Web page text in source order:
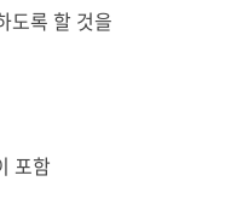
록 할 것을
포함